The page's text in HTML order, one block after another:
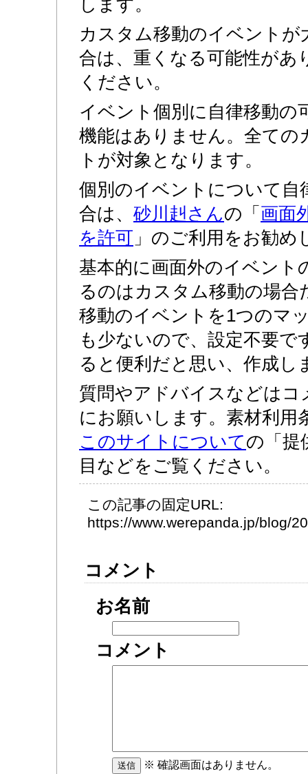
します。
カスタム移動のイベント
合は、重くなる可能性があ
ください。
イベント個別に自律移動の
機能はありません。全ての
トが対象となります。
個別のイベントについて自
合は、 砂川赳さんの「 画面
を許可 」のご利用をお勧め
基本的に画面外のイベント
るのはカスタム移動の場
移動のイベントを1つのマ
も少ないので、設定不要
ると便利だと思い、作成し
質問やアドバイスなどはコ
にお願いします。素材利用
このサイトについての「提
目などをご覧ください。
この記事の固定URL:
https://www.werepanda.jp/blog/
コメント
お名前
コメント
※ 確認画面はありません。